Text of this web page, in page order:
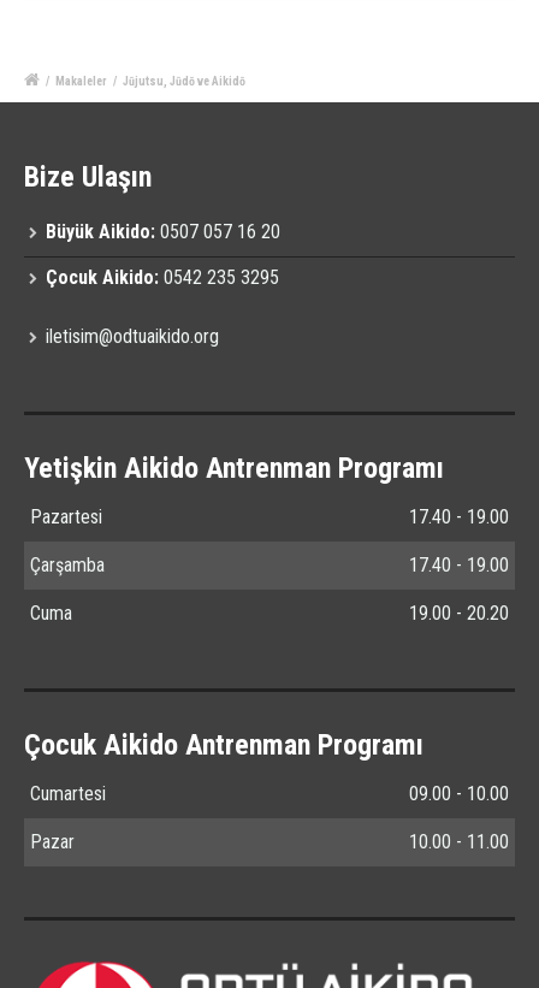
/ Makaleler / Jūjutsu, Jūdō ve Aikidō
Bize Ulaşın
Büyük Aikido: 0507 057 16 20
Çocuk Aikido: 0542 235 3295
iletisim@odtuaikido.org
Yetişkin Aikido Antrenman Programı
Pazartesi 17.40 - 19.00
Çarşamba 17.40 - 19.00
Cuma 19.00 - 20.20
Çocuk Aikido Antrenman Programı
Cumartesi 09.00 - 10.00
Pazar 10.00 - 11.00